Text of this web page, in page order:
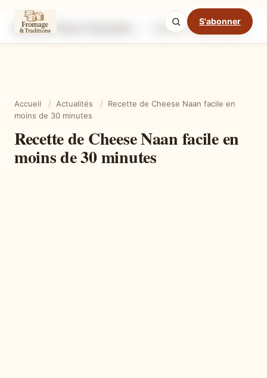
S'abonner
Ingrédients Étapes
Mode cuisine
Accueil / Actualités /
Recette de Cheese Naan facile en
moins de 30 minutes
Recette de Cheese Naan facile en
moins de 30 minutes